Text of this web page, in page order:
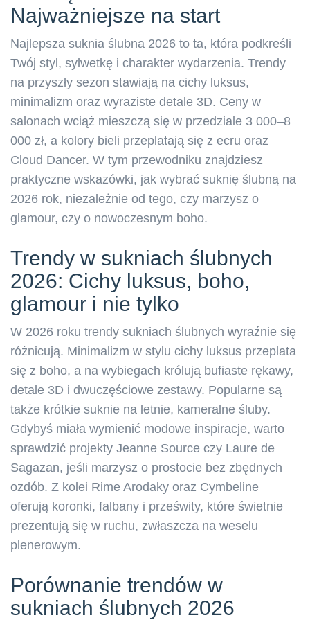
Najważniejsze na start
Najlepsza suknia ślubna 2026 to ta, która podkreśli
Twój styl, sylwetkę i charakter wydarzenia. Trendy
na przyszły sezon stawiają na cichy luksus,
minimalizm oraz wyraziste detale 3D. Ceny w
salonach wciąż mieszczą się w przedziale 3 000–8
000 zł, a kolory bieli przeplatają się z ecru oraz
Cloud Dancer. W tym przewodniku znajdziesz
praktyczne wskazówki, jak wybrać suknię ślubną na
2026 rok, niezależnie od tego, czy marzysz o
glamour, czy o nowoczesnym boho.
Trendy w sukniach ślubnych
2026: Cichy luksus, boho,
glamour i nie tylko
W 2026 roku trendy sukniach ślubnych wyraźnie się
różnicują. Minimalizm w stylu cichy luksus przeplata
się z boho, a na wybiegach królują bufiaste rękawy,
detale 3D i dwuczęściowe zestawy. Popularne są
także krótkie suknie na letnie, kameralne śluby.
Gdybyś miała wymienić modowe inspiracje, warto
sprawdzić projekty Jeanne Source czy Laure de
Sagazan, jeśli marzysz o prostocie bez zbędnych
ozdób. Z kolei Rime Arodaky oraz Cymbeline
oferują koronki, falbany i prześwity, które świetnie
prezentują się w ruchu, zwłaszcza na weselu
plenerowym.
Porównanie trendów w
sukniach ślubnych 2026